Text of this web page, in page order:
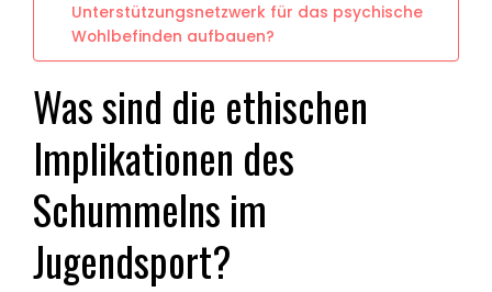
Unterstützungsnetzwerk für das psychische
Wohlbefinden aufbauen?
Was sind die ethischen
Implikationen des
Schummelns im
Jugendsport?